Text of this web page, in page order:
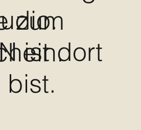
zum
ist dort